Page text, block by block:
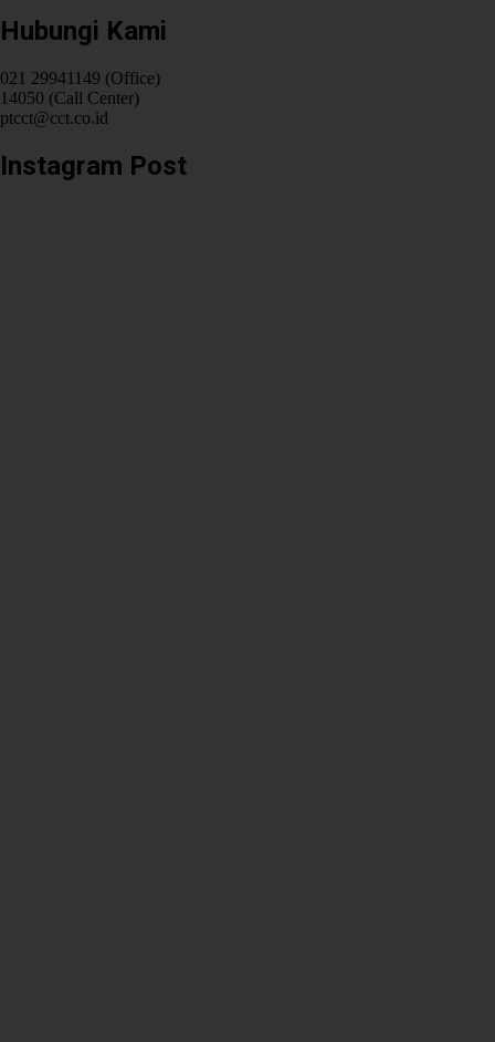
Hubungi Kami
021 29941149 (Office)
14050 (Call Center)
ptcct@cct.co.id
Instagram Post